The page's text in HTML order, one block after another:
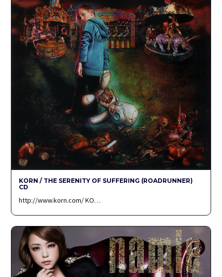
KORN / THE SERENITY OF SUFFERING (ROADRUNNER)
CD
http://www.korn.com/ KO…